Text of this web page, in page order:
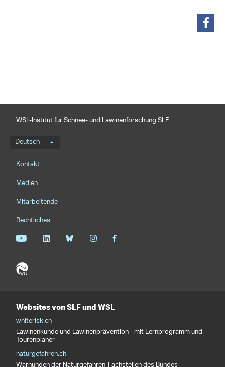
WSL-Institut für Schnee- und Lawinenforschung SLF
Sprachmenü
Deutsch
Footernavigation
Kontakt
Medien
Mitarbeitende
Rechtliches
Websites von SLF und WSL
whiterisk.ch
Lawinenkunde und Lawinenprävention - mit Lernprogramm und
Tourenplaner
naturgefahren.ch